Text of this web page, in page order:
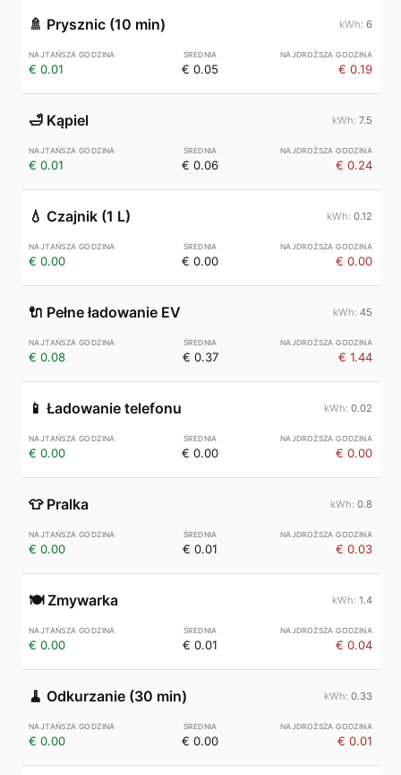
🚿 Prysznic (10 min) 6
€ 0.01 € 0.05 € 0.19
🛁 Kąpiel 7.5
€ 0.01 € 0.06 € 0.24
💧 Czajnik (1 L) 0.12
€ 0.00 € 0.00 € 0.00
🔌 Pełne ładowanie EV 45
€ 0.08 € 0.37 € 1.44
📱 Ładowanie telefonu 0.02
€ 0.00 € 0.00 € 0.00
👕 Pralka 0.8
€ 0.00 € 0.01 € 0.03
🍽️ Zmywarka 1.4
€ 0.00 € 0.01 € 0.04
🧹 Odkurzanie (30 min) 0.33
€ 0.00 € 0.00 € 0.01